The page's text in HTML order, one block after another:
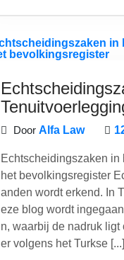
Door Alfa Law
Echtscheidingszaken
het bevolkingsregister
anden wordt erkend. In
eze blog wordt
n, waarbij de nadruk
er volgens het Turkse [...]